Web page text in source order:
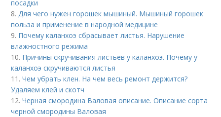
посадки
8.Для чего нужен горошек мышиный. Мышиный горошек
польза и применение в народной медицине
9. Почему каланхоэ сбрасывает листья. Нарушение
влажностного режима
10. Причины скручивания листьев у каланхоэ. Почему у
каланхоэ скручиваются листья
11.Чем убрать клен. На чем весь ремонт держится?
Удаляем клей и скотч
12.Черная смородина Валовая описание. Описание сорта
черной смородины Валовая